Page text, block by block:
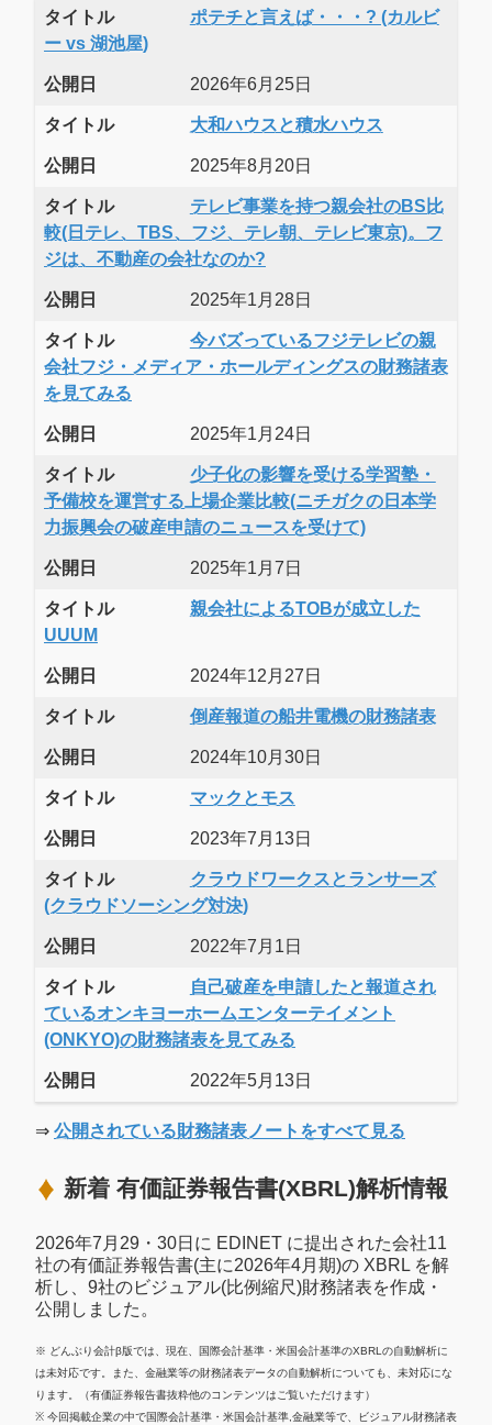
タイトル
ポテチと言えば・・・? (カルビ
ー vs 湖池屋)
公開日 2026年6月25日
タイトル 大和ハウスと積水ハウス
公開日 2025年8月20日
タイトル
テレビ事業を持つ親会社のBS比
較(日テレ、TBS、フジ、テレ朝、テレビ東京)。フ
ジは、不動産の会社なのか?
公開日 2025年1月28日
タイトル
今バズっているフジテレビの親
会社フジ・メディア・ホールディングスの財務諸表
を見てみる
公開日 2025年1月24日
タイトル
少子化の影響を受ける学習塾・
予備校を運営する上場企業比較(ニチガクの日本学
力振興会の破産申請のニュースを受けて)
公開日 2025年1月7日
タイトル
親会社によるTOBが成立した
UUUM
公開日 2024年12月27日
タイトル 倒産報道の船井電機の財務諸表
公開日 2024年10月30日
タイトル マックとモス
公開日 2023年7月13日
タイトル
クラウドワークスとランサーズ
(クラウドソーシング対決)
公開日 2022年7月1日
タイトル
自己破産を申請したと報道され
ているオンキヨーホームエンターテイメント
(ONKYO)の財務諸表を見てみる
公開日 2022年5月13日
⇒ 公開されている財務諸表ノートをすべて見る
新着 有価証券報告書(XBRL)解析情報
2026年7月29・30日に EDINET に提出された会社11
社の有価証券報告書(主に2026年4月期)の XBRL を解
析し、9社のビジュアル(比例縮尺)財務諸表を作成・
公開しました。
※ どんぶり会計β版では、現在、国際会計基準・米国会計基準のXBRLの自動解析に
は未対応です。また、金融業等の財務諸表データの自動解析についても、未対応にな
ります。（有価証券報告書抜粋他のコンテンツはご覧いただけます）
※ 今回掲載企業の中で国際会計基準・米国会計基準,金融業等で、ビジュアル財務諸表